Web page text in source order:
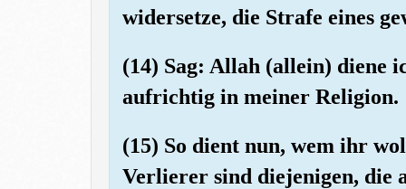
widersetze, die Strafe eines
(14) Sag: Allah (allein) diene
aufrichtig in meiner Religion.
(15) So dient nun, wem ihr
Verlierer sind diejenigen, die